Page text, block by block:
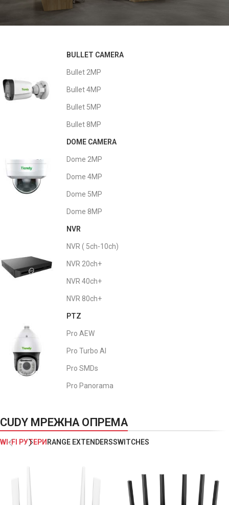
Заштитете го вашиот бизнис
BULLET CAMERA
Bullet 2MP
Bullet 4MP
Bullet 5MP
Bullet 8MP
DOME CAMERA
Dome 2MP
Dome 4MP
Dome 5MP
Dome 8MP
NVR
NVR ( 5ch-10ch)
NVR 20ch+
NVR 40ch+
NVR 80ch+
PTZ
Pro AEW
Pro Turbo AI
Pro SMDs
Pro Panorama
CUDY МРЕЖНА ОПРЕМА
WI-FI РУТЕРИ RANGE EXTENDERSSWITCHES